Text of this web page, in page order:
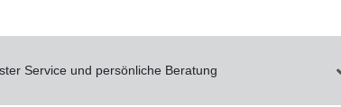
Service und persönliche Beratung